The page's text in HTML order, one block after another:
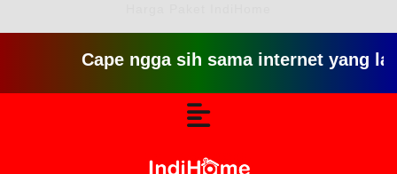
Cape ngga sih sama internet yang